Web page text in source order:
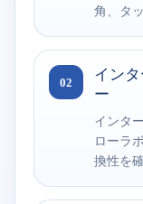
角、タ
02
イン
ー
インタ
ローラ
換性を